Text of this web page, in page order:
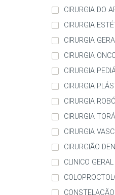
CIRURGIA DO
CIRURGIA
CIRURGIA
CIRURGIA
CIRURGIA
CIRURGIA
CIRURGIA
CIRURGIA
CIRURGIA
CIRURGIÃO
CLINICO GERAL